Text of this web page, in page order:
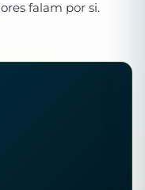
falam por si.